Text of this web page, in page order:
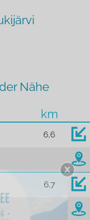
Nähe
km
6,6
6,7